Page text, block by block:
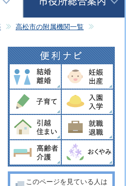
高松市の附属機関一覧
このページを見ている人は